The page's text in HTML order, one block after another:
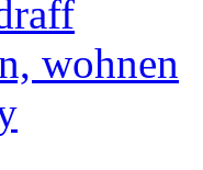
wohnen